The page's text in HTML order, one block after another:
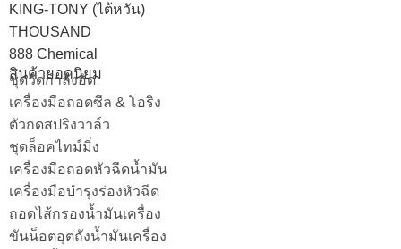
KING-TONY (ไต้หวัน)
THOUSAND
888 Chemical
สินค้ายอดนิยม
ชุดวัดกำลังอัด
เครื่องมือถอดซีล & โอริง
ตัวกดสปริงวาล์ว
ชุดล็อคไทม์มิ่ง
เครื่องมือถอดหัวฉีดน้ำมัน
เครื่องมือบำรุงร่องหัวฉีด
ถอดไส้กรองน้ำมันเครื่อง
ขันน็อตอุตถังน้ำมันเครื่อง